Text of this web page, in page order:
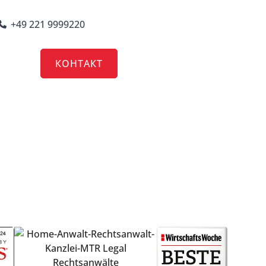
+49 221 9999220
КОНТАКТ